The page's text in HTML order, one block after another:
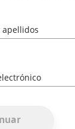
apellidos